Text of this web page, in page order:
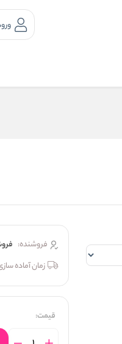
فروشنده:
زمان آماده
قیمت: